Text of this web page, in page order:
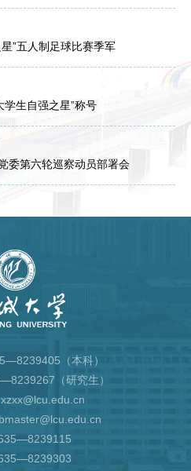
”五人制足球比赛季军
生自强之星”称号
委第六轮巡察动员部署会
（本科）
（研究生）